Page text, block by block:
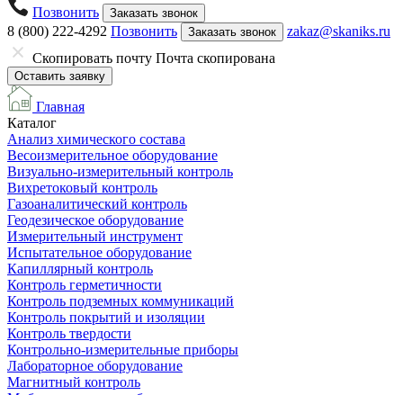
Позвонить Заказать звонок
8 (800) 222-4292 Позвонить Заказать звонок
zakaz@skaniks.ru
Скопировать почту Почта скопирована
Оставить заявку
Главная
Каталог
Анализ химического состава
Весоизмерительное оборудование
Визуально-измерительный контроль
Вихретоковый контроль
Газоаналитический контроль
Геодезическое оборудование
Измерительный инструмент
Испытательное оборудование
Капиллярный контроль
Контроль герметичности
Контроль подземных коммуникаций
Контроль покрытий и изоляции
Контроль твердости
Контрольно-измерительные приборы
Лабораторное оборудование
Магнитный контроль